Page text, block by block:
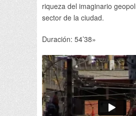
riqueza del imaginario
sector de la ciudad.
Duración: 54’38»